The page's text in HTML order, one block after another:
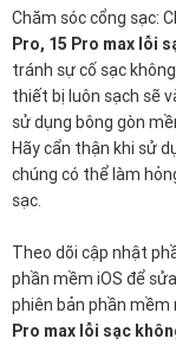
Chăm sóc cổng sạc:
Pro, 15 Pro max lỗi
tránh sự cố sạc
thiết bị luôn sạch sẽ
sử dụng bông gòn
Hãy cẩn thận khi sử
chúng có thể làm
sạc.
Theo dõi cập nhật
phần mềm iOS để
phiên bản phần
Pro max lỗi sạc